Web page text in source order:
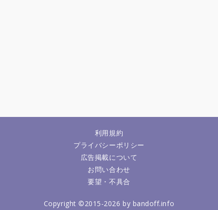
利用規約
プライバシーポリシー
広告掲載について
お問い合わせ
要望・不具合
Copyright ©2015-2026 by bandoff.info